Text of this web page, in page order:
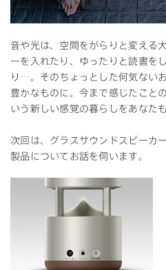
音や光は、空間をがらりと変える
ーを入れたり、ゆったりと読書を
り…。そのちょっとした何気ない
豊かなものに。今まで感じたこと
いう新しい感覚の暮らしをあなた
次回は、グラスサウンドスピーカ
製品についてお話を伺います。